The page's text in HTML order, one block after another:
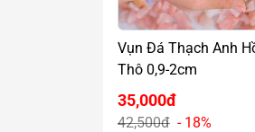
Vụn Đá Thạch Anh
Thô 0,9-2cm
35,000đ
42,500đ - 18%